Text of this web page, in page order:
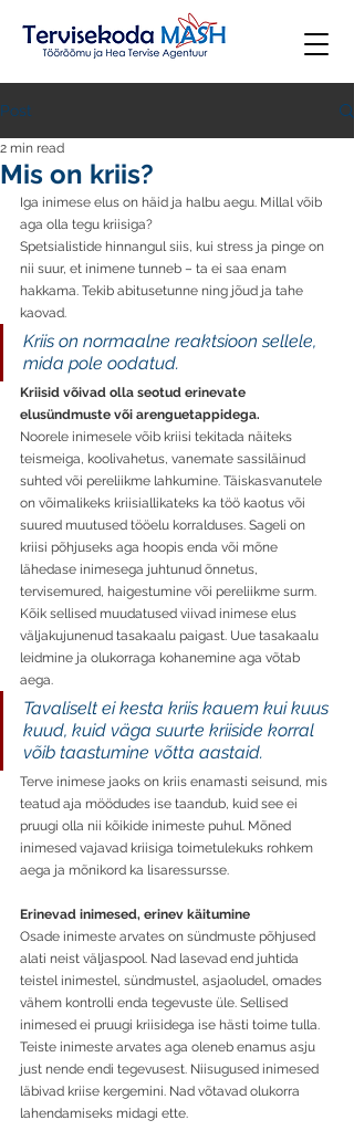
Post
Mis on kriis?
2 min read
Iga inimese elus on häid ja halbu aegu. Millal võib
aga olla tegu kriisiga?
Spetsialistide hinnangul siis, kui stress ja pinge on
nii suur, et inimene tunneb – ta ei saa enam
hakkama. Tekib abitusetunne ning jõud ja tahe
kaovad.
Kriis on normaalne reaktsioon sellele,
mida pole oodatud.
Kriisid võivad olla seotud erinevate
elusündmuste või arenguetappidega.
Noorele inimesele võib kriisi tekitada näiteks
teismeiga, koolivahetus, vanemate sassiläinud
suhted või pereliikme lahkumine. Täiskasvanutele
on võimalikeks kriisiallikateks ka töö kaotus või
suured muutused tööelu korralduses. Sageli on
kriisi põhjuseks aga hoopis enda või mõne
lähedase inimesega juhtunud õnnetus,
tervisemured, haigestumine või pereliikme surm.
Kõik sellised muudatused viivad inimese elus
väljakujunenud tasakaalu paigast. Uue tasakaalu
leidmine ja olukorraga kohanemine aga võtab
aega.
Tavaliselt ei kesta kriis kauem kui kuus
kuud, kuid väga suurte kriiside korral
võib taastumine võtta aastaid.
Terve inimese jaoks on kriis enamasti seisund, mis
teatud aja möödudes ise taandub, kuid see ei
pruugi olla nii kõikide inimeste puhul. Mõned
inimesed vajavad kriisiga toimetulekuks rohkem
aega ja mõnikord ka lisaressursse.
Erinevad inimesed, erinev käitumine
Osade inimeste arvates on sündmuste põhjused
alati neist väljaspool. Nad lasevad end juhtida
teistel inimestel, sündmustel, asjaoludel, omades
vähem kontrolli enda tegevuste üle. Sellised
inimesed ei pruugi kriisidega ise hästi toime tulla.
Teiste inimeste arvates aga oleneb enamus asju
just nende endi tegevusest. Niisugused inimesed
läbivad kriise kergemini. Nad võtavad olukorra
lahendamiseks midagi ette.